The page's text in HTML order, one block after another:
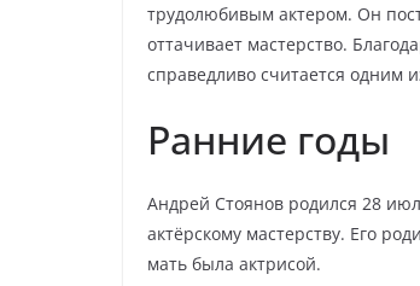
трудолюбивым актером. Он
оттачивает мастерство.
справедливо считается одним
Ранние годы
Андрей Стоянов родился 28
актёрскому мастерству. Его
мать была актрисой.